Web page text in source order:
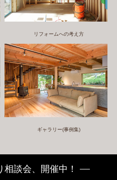
リフォームへの考え方
ギャラリー(事例集)
談会、開催中！